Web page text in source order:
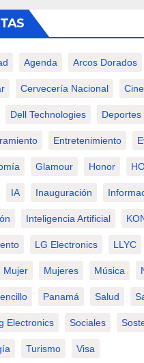
Agenda Arcos Dorados
Cervecería Nacional Cine
Dell Technologies Deportes
Entretenimiento
Glamour Honor
IA Inauguración
Inteligencia Artificial
LG Electronics LLYC
Mujer Mujeres Música
Panamá Salud
Electronics Sociales
Turismo Visa